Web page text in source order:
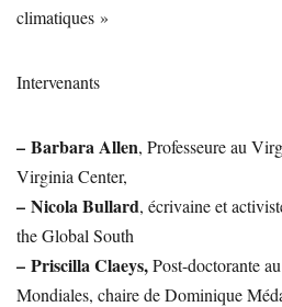
climatiques »
Intervenants
– Barbara Allen, Professeure au
Virginia Center,
– Nicola Bullard, écrivaine et
the Global South
– Priscilla Claeys,Post-doctorante
Mondiales, chaire de Dominique